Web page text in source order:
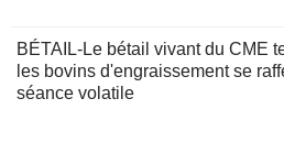
BÉTAIL-Le bétail vivant du CME
les bovins d'engraissement se
séance volatile